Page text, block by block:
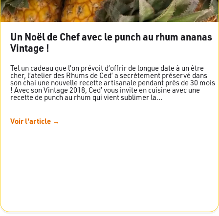
Un Noël de Chef avec le punch au rhum ananas
Vintage !
Tel un cadeau que l’on prévoit d’offrir de longue date à un être
cher, l’atelier des Rhums de Ced’ a secrètement préservé dans
son chai une nouvelle recette artisanale pendant près de 30 mois
! Avec son Vintage 2018, Ced’ vous invite en cuisine avec une
recette de punch au rhum qui vient sublimer la…
Voir l'article →